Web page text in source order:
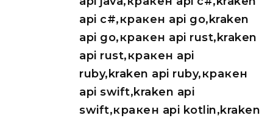
api c#,кракен api go,kraken
api go,кракен api rust,kraken
api rust,кракен api
ruby,kraken api ruby,кракен
api swift,kraken api
swift,кракен api kotlin,kraken